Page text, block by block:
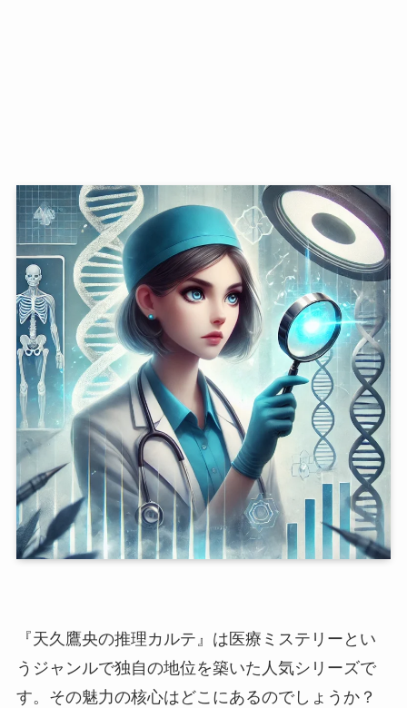
『天久鷹央の推理カルテ』は医療ミステリーとい
うジャンルで独自の地位を築いた人気シリーズで
す。その魅力の核心はどこにあるのでしょうか？